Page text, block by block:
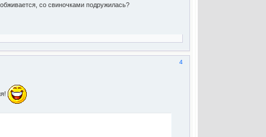
со свиночками подружилась?
4